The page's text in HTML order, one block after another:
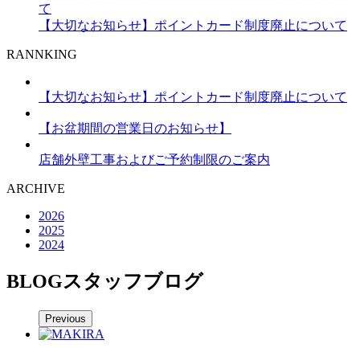
【大切なお知らせ】ポイントカード制度廃止について
RANNKING
【大切なお知らせ】ポイントカード制度廃止について
【お盆期間の営業日のお知らせ】
店舗外壁工事およびご予約制限のご案内
ARCHIVE
2026
2025
2024
BLOGスタッフブログ
Previous